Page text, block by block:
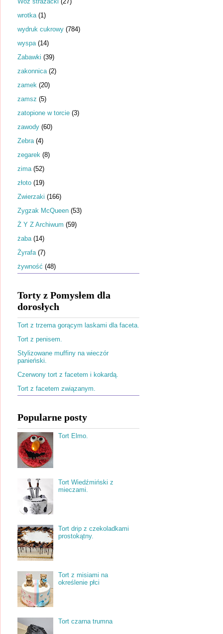
wrotka (1)
wydruk cukrowy (784)
wyspa (14)
Zabawki (39)
zakonnica (2)
zamek (20)
zamsz (5)
zatopione w torcie (3)
zawody (60)
Zebra (4)
zegarek (8)
zima (52)
złoto (19)
Zwierzaki (166)
Zygzak McQueen (53)
Ż Y Z Archiwum (59)
żaba (14)
Żyrafa (7)
żywność (48)
Torty z Pomysłem dla
dorosłych
Tort z trzema gorącym laskami dla faceta.
Tort z penisem.
Stylizowane muffiny na wieczór
panieński.
Czerwony tort z facetem i kokardą.
Tort z facetem związanym.
Popularne posty
Tort Elmo.
Tort Wiedźmiński z
mieczami.
Tort drip z czekoladkami
prostokątny.
Tort z misiami na
określenie płci
Tort czarna trumna